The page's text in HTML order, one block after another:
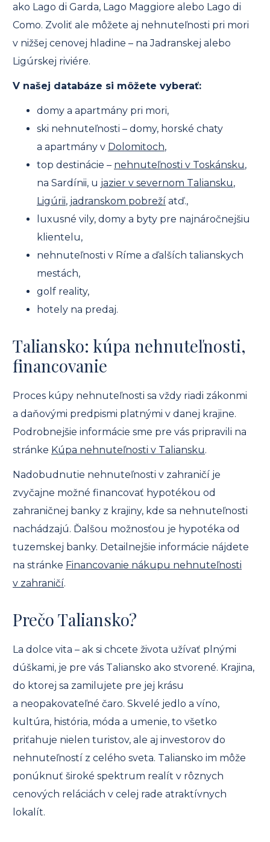
ako Lago di Garda, Lago Maggiore alebo Lago di
Como. Zvoliť ale môžete aj nehnuteľnosti pri mori
v nižšej cenovej hladine – na Jadranskej alebo
Ligúrskej riviére.
V našej databáze si môžete vyberať:
domy a apartmány pri mori,
ski nehnuteľnosti – domy, horské chaty
a apartmány v Dolomitoch,
top destinácie – nehnuteľnosti v Toskánsku,
na Sardínii, u jazier v severnom Taliansku,
Ligúrii, jadranskom pobreží atď.,
luxusné vily, domy a byty pre najnáročnejšiu
klientelu,
nehnuteľnosti v Ríme a ďalších talianskych
mestách,
golf reality,
hotely na predaj.
Taliansko: kúpa nehnuteľnosti,
financovanie
Proces kúpy nehnuteľnosti sa vždy riadi zákonmi
a daňovými predpismi platnými v danej krajine.
Podrobnejšie informácie sme pre vás pripravili na
stránke Kúpa nehnuteľnosti v Taliansku.
Nadobudnutie nehnuteľnosti v zahraničí je
zvyčajne možné financovať hypotékou od
zahraničnej banky z krajiny, kde sa nehnuteľnosti
nachádzajú. Ďalšou možnosťou je hypotéka od
tuzemskej banky. Detailnejšie informácie nájdete
na stránke Financovanie nákupu nehnuteľnosti
v zahraničí.
Prečo Taliansko?
La dolce vita – ak si chcete života užívať plnými
dúškami, je pre vás Taliansko ako stvorené. Krajina,
do ktorej sa zamilujete pre jej krásu
a neopakovateľné čaro. Skvelé jedlo a víno,
kultúra, história, móda a umenie, to všetko
priťahuje nielen turistov, ale aj investorov do
nehnuteľností z celého sveta. Taliansko im môže
ponúknuť široké spektrum realít v rôznych
cenových reláciách v celej rade atraktívnych
lokalít.